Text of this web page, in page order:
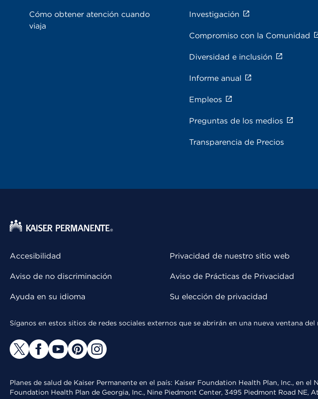
Cómo obtener atención cuando
viaja
Investigación
Compromiso con la Comunidad
Diversidad e inclusión
Informe anual
Empleos
Preguntas de los medios
Transparencia de Precios
Accesibilidad
Aviso de no discriminación
Ayuda en su idioma
Privacidad de nuestro sitio web
Aviso de Prácticas de Privacidad
Su elección de privacidad
Síganos en estos sitios de redes sociales externos que se abrirán en una nueva ventana del
Planes de salud de Kaiser Permanente en el país: Kaiser Foundation Health Plan, Inc., en
Foundation Health Plan de Georgia, Inc., Nine Piedmont Center, 3495 Piedmont Road